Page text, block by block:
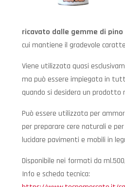
ricavato dalle gemme di
cui mantiene il gradevole
Viene utilizzata quasi
ma può essere impiegata in
quando si desidera un prodotto
Può essere utilizzata per
per preparare cere naturali e
lucidare pavimenti e mobili in
Disponibile nei formati da
Info e scheda tecnica: